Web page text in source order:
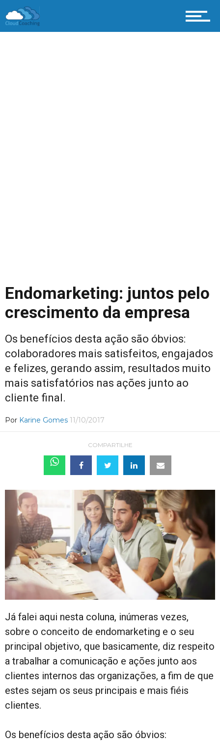
Endomarketing: juntos pelo
crescimento da empresa
Os benefícios desta ação são óbvios:
colaboradores mais satisfeitos, engajados
e felizes, gerando assim, resultados muito
mais satisfatórios nas ações junto ao
cliente final.
Por Karine Gomes 11/10/2017
COMPARTILHE
Já falei aqui nesta coluna, inúmeras vezes,
sobre o conceito de endomarketing e o seu
principal objetivo, que basicamente, diz respeito
a trabalhar a comunicação e ações junto aos
clientes internos das organizações, a fim de que
estes sejam os seus principais e mais fiéis
clientes.
Os benefícios desta ação são óbvios: